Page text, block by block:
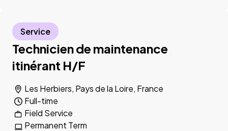
Technicien de maintenance
itinérant H/F
Les Herbiers, Pays de la Loire, France
Field Service
Full-time
Permanent Term
Service